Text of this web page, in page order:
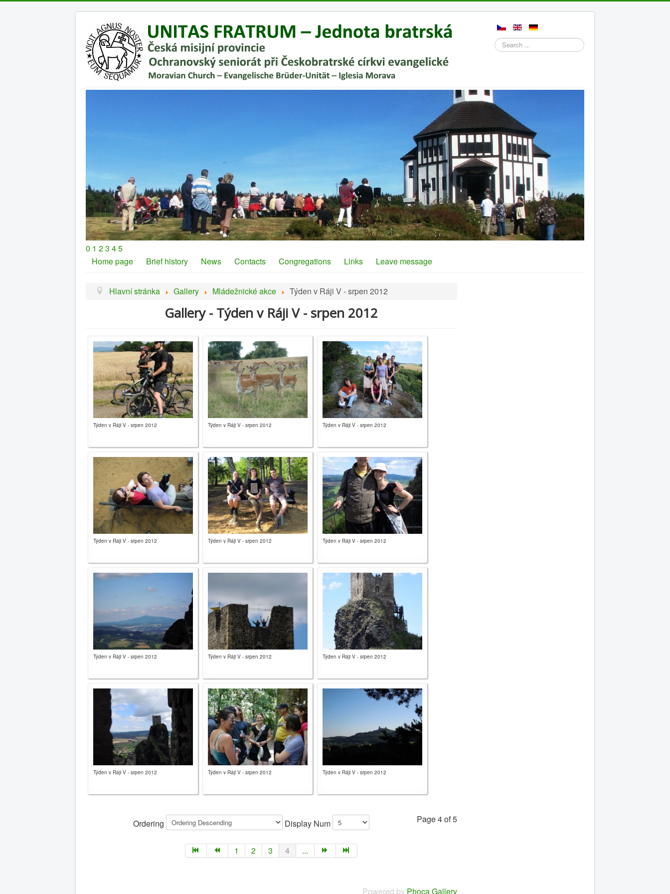
Search
0 1 23 45
Home page
Brief history News Contacts Congregations Links Leave message
Hlavní stránka Gallery Mládežnické akce Týden v Ráji V - srpen 2012
Gallery - Týden v Ráji V - srpen 2012
Týden v Ráji V - srpen 2012 Týden v Ráji V - srpen 2012 Týden v Ráji V - srpen 2012
Týden v Ráji V - srpen 2012 Týden v Ráji V - srpen 2012 Týden v Ráji V - srpen 2012
Týden v Ráji V - srpen 2012 Týden v Ráji V - srpen 2012 Týden v Ráji V - srpen 2012
Týden v Ráji V - srpen 2012 Týden v Ráji V - srpen 2012 Týden v Ráji V - srpen 2012
Ordering Display Num Page 4 of 5
1 2 3 4 ...
Powered by Phoca Gallery